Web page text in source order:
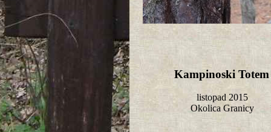
Kampinoski
listopad 2015
Okolica Granicy